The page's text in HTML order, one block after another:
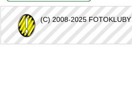
(C) 2008-2025